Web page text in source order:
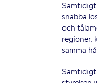
snabba
och
regioner,
samma